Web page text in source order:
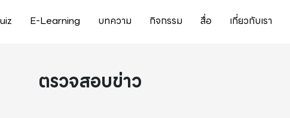
E-Learning บทความ กิจกรรม สื่อ เกี่ยวกับเรา
ตรวจสอบข่าว